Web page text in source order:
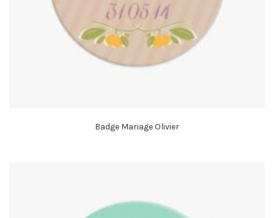
Badge Mariage Olivier